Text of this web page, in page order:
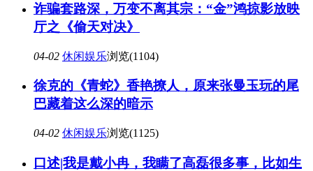
诈骗套路深，万变不离其宗：“金”鸿掠影放映
厅之《偷天对决》
04-02 休闲娱乐浏览(1104)
徐克的《青蛇》香艳撩人，原来张曼玉玩的尾
巴藏着这么深的暗示
04-02 休闲娱乐浏览(1125)
口述|我是戴小冉，我瞒了高磊很多事，比如生